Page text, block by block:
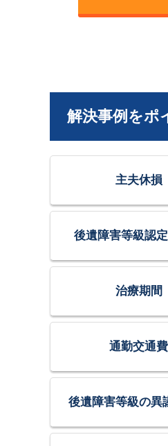
解決事例をポ
主夫休損
後遺障害等級認
治療期間
通勤交通費
後遺障害等級の異